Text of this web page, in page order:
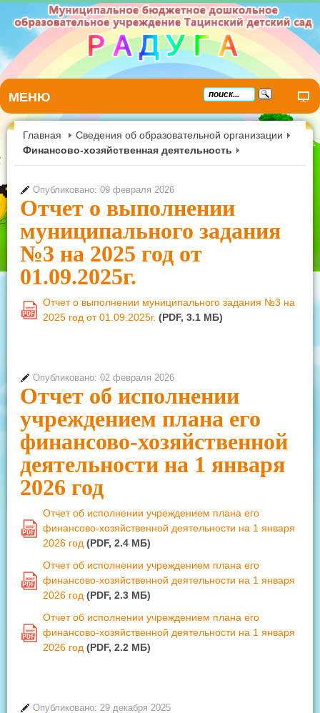
МЕНЮ
Главная
Сведения об образовательной организации
Финансово-хозяйственная деятельность
Опубликовано: 09 февраля 2026
Отчет о выполнении
муниципального задания
№3 на 2025 год от
01.09.2025г.
PDF
Отчет о выполнении муниципального задания №3 на
2025 год от 01.09.2025г. (PDF, 3.1 MБ)
Опубликовано: 02 февраля 2026
Отчет об исполнении
учреждением плана его
финансово-хозяйственной
деятельности на 1 января
2026 год
PDF
Отчет об исполнении учреждением плана его
финансово-хозяйственной деятельности на 1 января
2026 год (PDF, 2.4 MБ)
PDF
Отчет об исполнении учреждением плана его
финансово-хозяйственной деятельности на 1 января
2026 год (PDF, 2.3 MБ)
PDF
Отчет об исполнении учреждением плана его
финансово-хозяйственной деятельности на 1 января
2026 год (PDF, 2.2 MБ)
Опубликовано: 29 декабря 2025